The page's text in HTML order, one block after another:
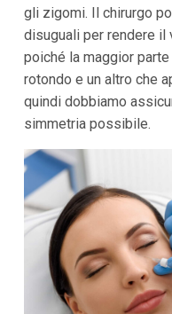
gli zigomi. Il chirurgo
disuguali per rendere
poiché la maggior
rotondo e un altro che
quindi dobbiamo
simmetria possibile.